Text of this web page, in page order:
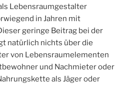
Lebensraumgestalter
in Jahren mit
geringe Beitrag bei der
natürlich nichts über die
von Lebensraumelementen
und Nachmieter oder
als Jäger oder